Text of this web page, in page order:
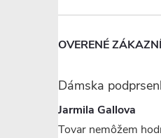
OVERENÉ
Jarmila Gallova
Tovar nemôžem